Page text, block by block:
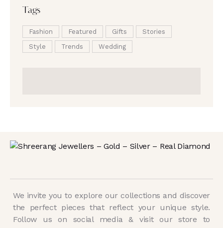
Tags
Fashion Featured Gifts
Stories
Style
Trends Wedding
We invite you to explore our collections and discover
the perfect pieces that reflect your unique style.
Follow us on social media & visit our store to